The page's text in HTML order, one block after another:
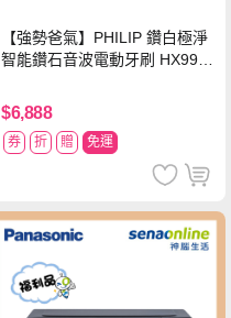
【強勢爸氣】PHILIP 鑽白極淨
智能鑽石音波電動牙刷 HX992
$6,888
券 折 贈 免運